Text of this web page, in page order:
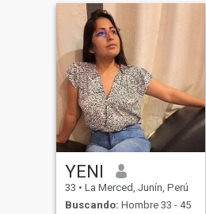
YENI
33 • La Merced, Junín, Perú
Buscando: Hombre 33 - 45